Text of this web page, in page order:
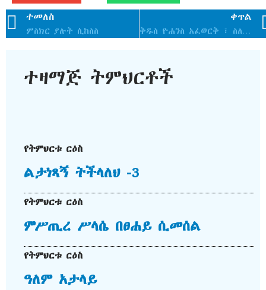
ተመለስ
ምስክር ያሉት ሲከስስ
ቀጥል
ቅዱስ ዮሐንስ አፈወርቅ ፣ ስለ መድኃኒታችን ኢየሱስ ክርስቶስ የልደት ቀን የተሰጠ ስብከት/ክፍል 2/
ተዛማጅ ትምህርቶች
የትምህርቱ ርዕስ
ልታነጻኝ ትችላለህ -3
የትምህርቱ ርዕስ
ምሥጢረ ሥላሴ በፀሐይ ሲመሰል
የትምህርቱ ርዕስ
ዓለም አታላይ